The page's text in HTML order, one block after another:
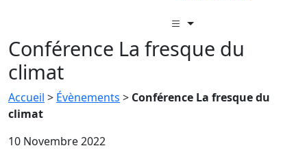
Conférence La fresque du
climat
Accueil > Évènements > Conférence La fresque du
climat
10 Novembre 2022